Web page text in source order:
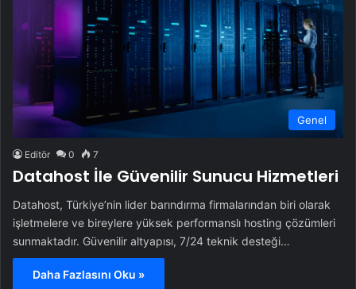
Genel
Editör 0 7
Datahost İle Güvenilir Sunucu Hizmetleri
Datahost, Türkiye’nin lider barındırma firmalarından biri olarak
işletmelere ve bireylere yüksek performanslı hosting çözümleri
sunmaktadır. Güvenilir altyapısı, 7/24 teknik desteği…
Daha Fazlasını Oku »